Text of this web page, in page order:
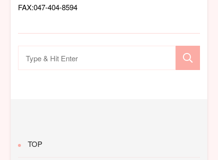
FAX:047-404-8594
TOP